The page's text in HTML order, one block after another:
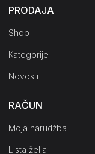
PRODAJA
Shop
Kategorije
Novosti
RAČUN
Moja narudžba
Lista želja